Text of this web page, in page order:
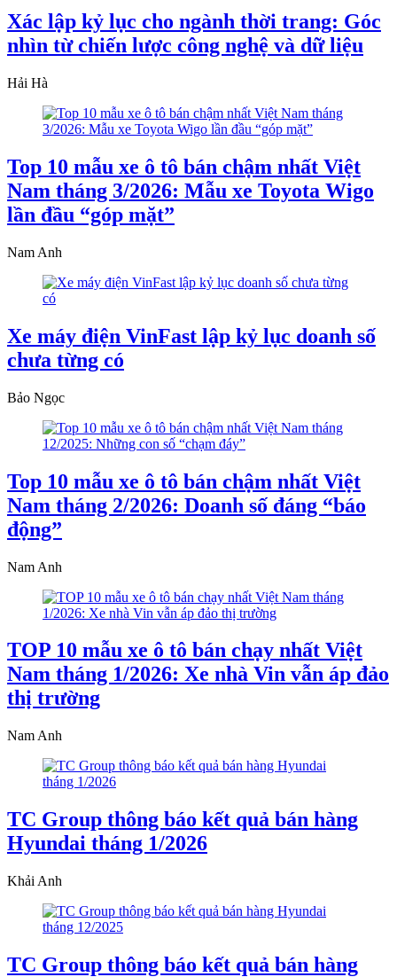
Xác lập kỷ lục cho ngành thời trang: Góc
nhìn từ chiến lược công nghệ và dữ liệu
Hải Hà
Top 10 mẫu xe ô tô bán chậm nhất Việt
Nam tháng 3/2026: Mẫu xe Toyota Wigo
lần đầu “góp mặt”
Nam Anh
Xe máy điện VinFast lập kỷ lục doanh số
chưa từng có
Bảo Ngọc
Top 10 mẫu xe ô tô bán chậm nhất Việt
Nam tháng 2/2026: Doanh số đáng “báo
động”
Nam Anh
TOP 10 mẫu xe ô tô bán chạy nhất Việt
Nam tháng 1/2026: Xe nhà Vin vẫn áp đảo
thị trường
Nam Anh
TC Group thông báo kết quả bán hàng
Hyundai tháng 1/2026
Khải Anh
TC Group thông báo kết quả bán hàng